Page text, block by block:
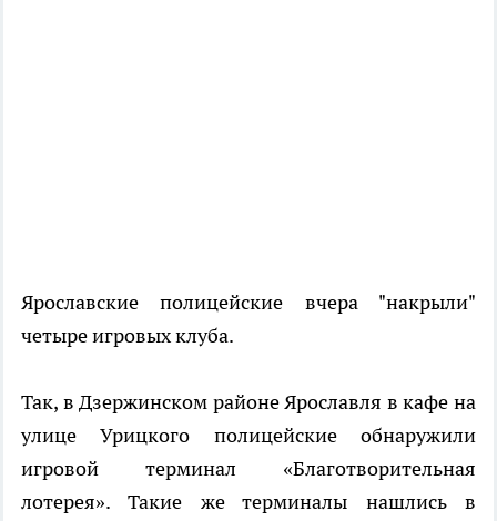
Ярославские полицейские вчера "накрыли"
четыре игровых клуба.
Так, в Дзержинском районе Ярославля в кафе на
улице Урицкого полицейские обнаружили
игровой терминал «Благотворительная
лотерея». Такие же терминалы нашлись в